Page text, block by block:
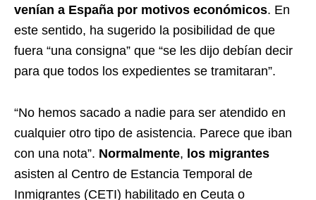
venían a España por motivos económicos. En
este sentido, ha sugerido la posibilidad de que
fuera “una consigna” que “se les dijo debían decir
para que todos los expedientes se tramitaran”.
“No hemos sacado a nadie para ser atendido en
cualquier otro tipo de asistencia. Parece que iban
con una nota”. Normalmente, los migrantes
asisten al Centro de Estancia Temporal de
Inmigrantes (CETI) habilitado en Ceuta o